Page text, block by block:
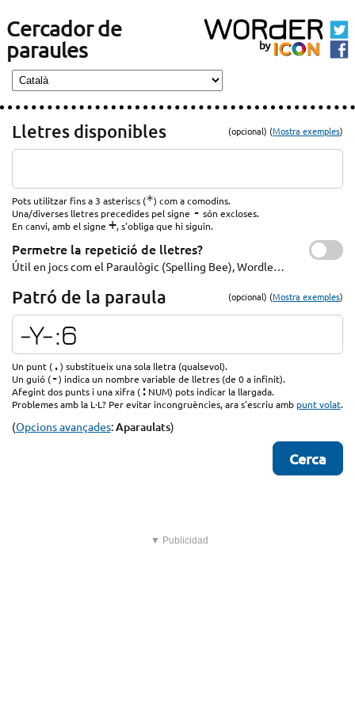
Cercador de
paraules
Lletres disponibles (opcional) (Mostra exemples)
Pots utilitzar fins a 3 asteriscs (*) com a comodins.
Una/diverses lletres precedides pel signe - són excloses.
En canvi, amb el signe +, s'obliga que hi siguin.
Permetre la repetició de lletres?
Útil en jocs com el Paraulògic (Spelling Bee), Wordle…
Patró de la paraula (opcional) (Mostra exemples)
Un punt (.) substitueix una sola lletra (qualsevol).
Un guió (-) indica un nombre variable de lletres (de 0 a infinit).
Afegint dos punts i una xifra (: NUM) pots indicar la llargada.
Problemes amb la L·L? Per evitar incongruències, ara s'escriu amb punt volat.
(Opcions avançades:Aparaulats)
▼ Publicidad